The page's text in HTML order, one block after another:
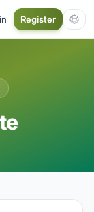
Register